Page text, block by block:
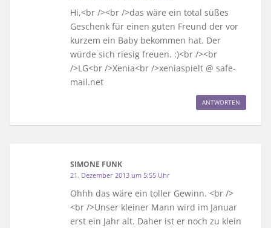
Hi,<br /><br />das wäre ein total süßes
Geschenk für einen guten Freund der vor
kurzem ein Baby bekommen hat. Der
würde sich riesig freuen. :)<br /><br
/>LG<br />Xenia<br />xeniaspielt @ safe-
mail.net
ANTWORTEN
SIMONE FUNK
21. Dezember 2013 um 5:55 Uhr
Ohhh das wäre ein toller Gewinn. <br />
<br />Unser kleiner Mann wird im Januar
erst ein Jahr alt. Daher ist er noch zu klein